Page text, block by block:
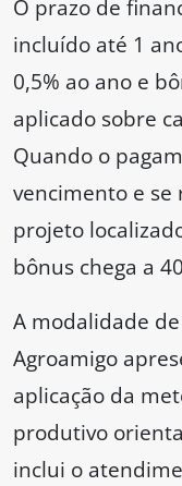
O prazo de
incluído até 1
0,5% ao ano e
aplicado sobre
Quando o
vencimento e
projeto
bônus chega a
A modalidade
Agroamigo
aplicação da
produtivo
inclui o